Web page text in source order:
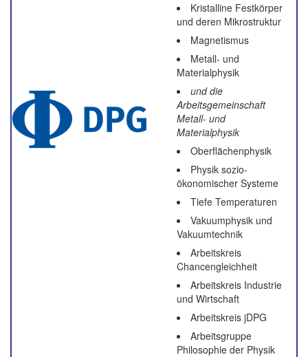
Kristalline Festkörper
und deren Mikrostruktur
Magnetismus
Metall- und
Materialphysik
und die
Arbeitsgemeinschaft
Metall- und
Materialphysik
Oberflächenphysik
Physik sozio-
ökonomischer Systeme
Tiefe Temperaturen
Vakuumphysik und
Vakuumtechnik
Arbeitskreis
Chancengleichheit
Arbeitskreis Industrie
und Wirtschaft
Arbeitskreis jDPG
Arbeitsgruppe
Philosophie der Physik